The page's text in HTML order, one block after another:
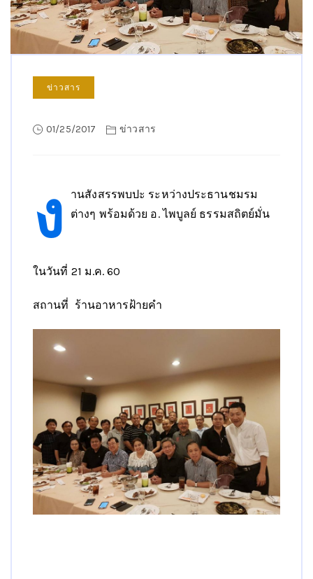
ข่าวสาร
01/25/2017 ข่าวสาร
ง
านสังสรรพบปะ ระหว่างประธานชมรม
ต่างๆ พร้อมด้วย อ. ไพบูลย์ ธรรมสถิตย์มั่น
ในวันที่ 21 ม.ค. 60
สถานที่ ร้านอาหารฝ้ายคำ